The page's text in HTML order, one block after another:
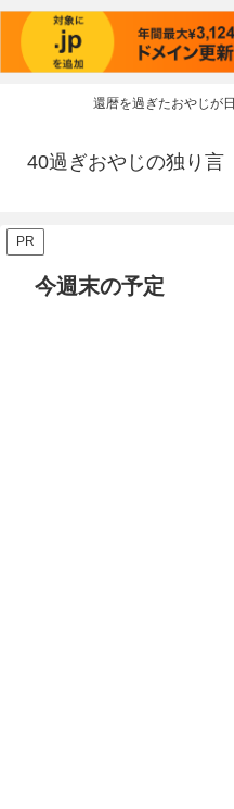
還暦を過ぎたおやじが
40過ぎおやじの独り言
PR
今週末の予定